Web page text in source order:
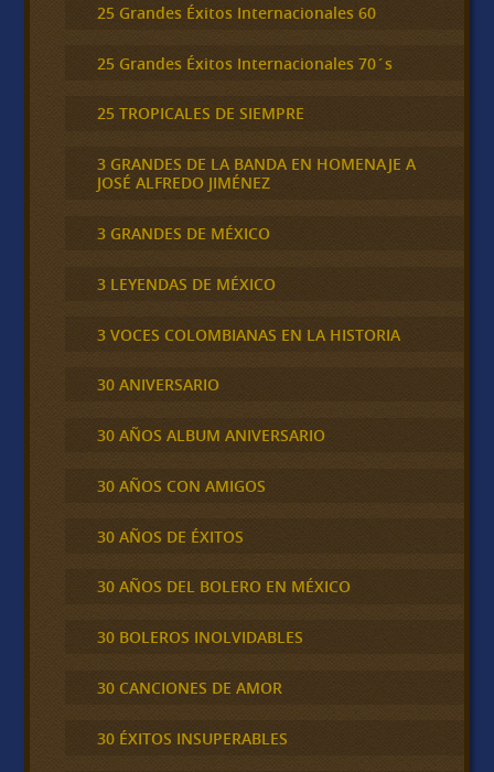
25 Grandes Éxitos Internacionales 60
25 Grandes Éxitos Internacionales 70´s
25 TROPICALES DE SIEMPRE
3 GRANDES DE LA BANDA EN HOMENAJE A
JOSÉ ALFREDO JIMÉNEZ
3 GRANDES DE MÉXICO
3 LEYENDAS DE MÉXICO
3 VOCES COLOMBIANAS EN LA HISTORIA
30 ANIVERSARIO
30 AÑOS ALBUM ANIVERSARIO
30 AÑOS CON AMIGOS
30 AÑOS DE ÉXITOS
30 AÑOS DEL BOLERO EN MÉXICO
30 BOLEROS INOLVIDABLES
30 CANCIONES DE AMOR
30 ÉXITOS INSUPERABLES